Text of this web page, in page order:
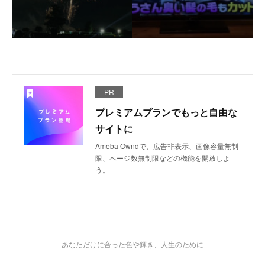
PR
プレミアムプランでもっと自由な
サイトに
Ameba Owndで、広告非表示、画像容量無制
限、ページ数無制限などの機能を開放しよ
う。
あなただけに合った色や輝き、人生のために